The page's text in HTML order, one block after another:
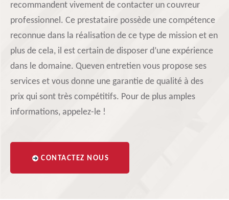
recommandent vivement de contacter un couvreur
professionnel. Ce prestataire possède une compétence
reconnue dans la réalisation de ce type de mission et en
plus de cela, il est certain de disposer d’une expérience
dans le domaine. Queven entretien vous propose ses
services et vous donne une garantie de qualité à des
prix qui sont très compétitifs. Pour de plus amples
informations, appelez-le !
CONTACTEZ NOUS